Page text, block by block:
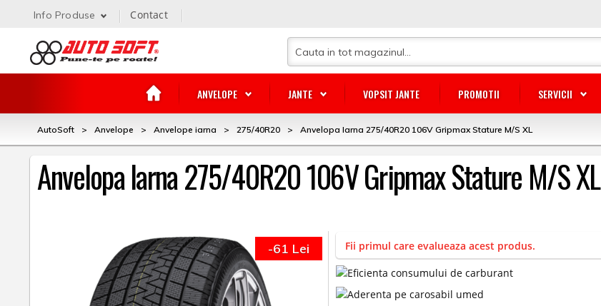
ANVELOPE JANTE VOPSIT JANTE PROMOTII SERVICII
Info Produse Contact
AutoSoft > Anvelope > Anvelope iarna > 275/40R20 > Anvelopa Iarna 275/40R20 106V Gripmax Stature M/S XL
Anvelopa Iarna 275/40R20 106V Gripmax Stature M/S XL
-61 Lei Fii primul care evalueaza acest produs.